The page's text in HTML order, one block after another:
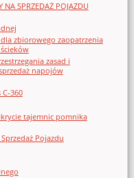
NA SPRZEDAŻ POJAZDU
zbiorowego zaopatrzenia
zasad i
napojów
360
tajemnic pomnika
Pojazdu